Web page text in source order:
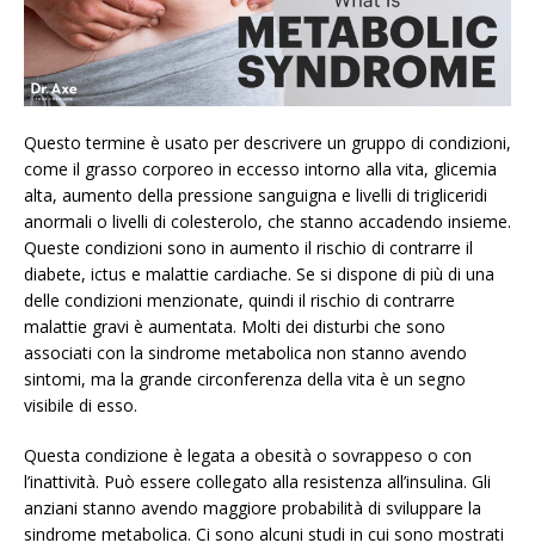
Questo termine è usato per descrivere un gruppo di condizioni,
come il grasso corporeo in eccesso intorno alla vita, glicemia
alta, aumento della pressione sanguigna e livelli di trigliceridi
anormali o livelli di colesterolo, che stanno accadendo insieme.
Queste condizioni sono in aumento il rischio di contrarre il
diabete, ictus e malattie cardiache. Se si dispone di più di una
delle condizioni menzionate, quindi il rischio di contrarre
malattie gravi è aumentata. Molti dei disturbi che sono
associati con la sindrome metabolica non stanno avendo
sintomi, ma la grande circonferenza della vita è un segno
visibile di esso.
Questa condizione è legata a obesità o sovrappeso o con
l’inattività. Può essere collegato alla resistenza all’insulina. Gli
anziani stanno avendo maggiore probabilità di sviluppare la
sindrome metabolica. Ci sono alcuni studi in cui sono mostrati